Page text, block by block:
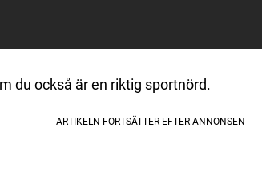
du också är en riktig sportnörd.